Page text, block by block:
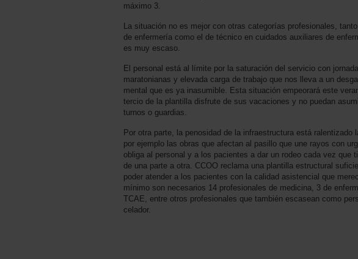
máximo 3.
La situación no es mejor con otras categorías profesionales,
de enfermería como el de técnico en cuidados auxiliares de
es muy escaso.
El personal está al límite por la saturación del servicio con
maratonianas y elevada carga de trabajo que nos lleva a un
mental que es ya inasumible. Esta situación empeorará este
tercio de la plantilla disfrute de sus vacaciones y no puedan
turnos o guardias.
Por otra parte, la penosidad de la infraestructura está ralentizado
por ejemplo las obras que afectan al pasillo que une rayos con
obliga al personal y a los pacientes a dar un rodeo cada vez que
de una parte a otra. CCOO reclama una plantilla estructural
poder atender a los pacientes con la calidad asistencial que
mínimo son necesarios 14 profesionales de medicina, 3 de
TCAE, entre otros profesionales que también escasean como
celador.